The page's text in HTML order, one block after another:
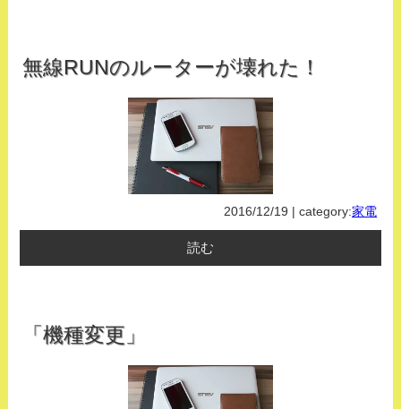
無線RUNのルーターが壊れた！
2016/12/19 | category:家電
読む
「機種変更」